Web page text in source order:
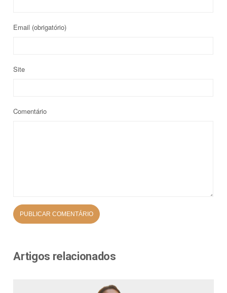
Email (obrigatório)
Site
Comentário
Artigos relacionados